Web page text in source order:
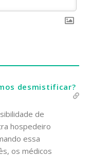
desmistificar?
de
hospedeiro
essa
os médicos